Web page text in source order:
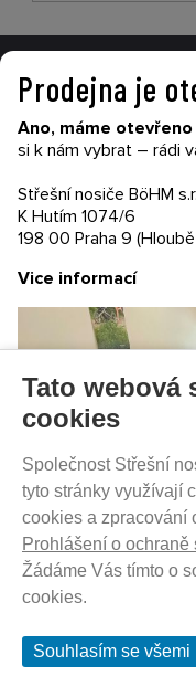
SLEDUJTE
©
Tato webová
cookies
Společnost Střešní
tyto stránky využívají
cookies a zpracování
Prohlášení o
Žádáme Vás tímto o
cookies.
Souhlasím se všemi
Prodejna je
Ano, máme
si k nám vybrat – rádi
Střešní nosiče BöHM
K Hutím 1074/6
198 00 Praha 9
Vice informací